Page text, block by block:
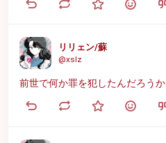
リリェン/蘇
@xslz
前世で何か罪を犯したんだろうか